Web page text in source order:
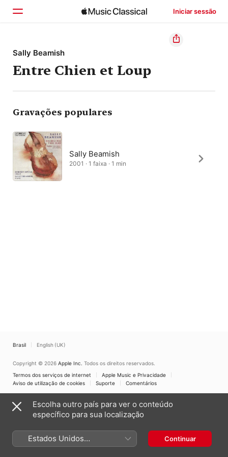
Iniciar sessão
Início
Explorar
Buscar
Sally Beamish
Entre Chien et Loup
Gravações populares
Sally Beamish
2001 · 1 faixa · 1 min
Brasil English (UK)
Copyright © 2026 Apple Inc. Todos os direitos reservados.
Termos dos serviços de internet
Apple Music e Privacidade
Aviso de utilização de cookies
Suporte Comentários
Escolha outro país para ver o conteúdo
específico para sua localização
Estados Unidos
(Português Brasil)
Continuar